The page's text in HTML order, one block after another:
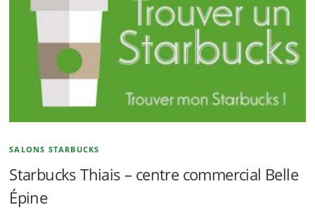
SALONS STARBUCKS
Starbucks Thiais – centre commercial Belle
Épine